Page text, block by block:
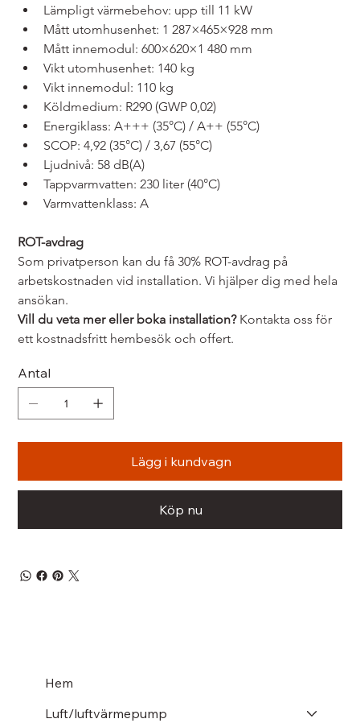
Lämpligt värmebehov: upp till 11 kW
Mått utomhusenhet: 1 287×465×928 mm
Mått innemodul: 600×620×1 480 mm
Vikt utomhusenhet: 140 kg
Vikt innemodul: 110 kg
Köldmedium: R290 (GWP 0,02)
Energiklass: A+++ (35°C) / A++ (55°C)
SCOP: 4,92 (35°C) / 3,67 (55°C)
Ljudnivå: 58 dB(A)
Tappvarmvatten: 230 liter (40°C)
Varmvattenklass: A
ROT-avdrag
Som privatperson kan du få 30% ROT-avdrag på
arbetskostnaden vid installation. Vi hjälper dig med hela
ansökan.
Vill du veta mer eller boka installation? Kontakta oss för
ett kostnadsfritt hembesök och offert.
Antal
Lägg i kundvagn
Köp nu
Hem
Luft/luftvärmepump